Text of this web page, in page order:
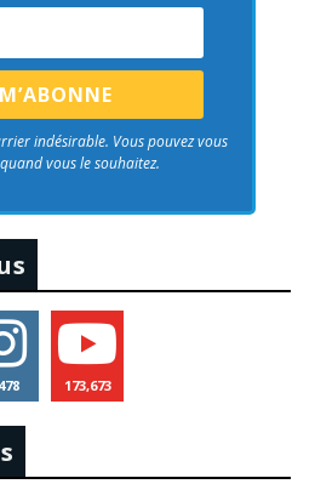
indésirable. Vous pouvez vous
vous le souhaitez.
173,673